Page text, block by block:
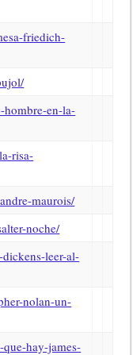
friedich-
hombre-en-la-
risa-
maurois/
noche/
leer-al-
nolan-un-
hay-james-